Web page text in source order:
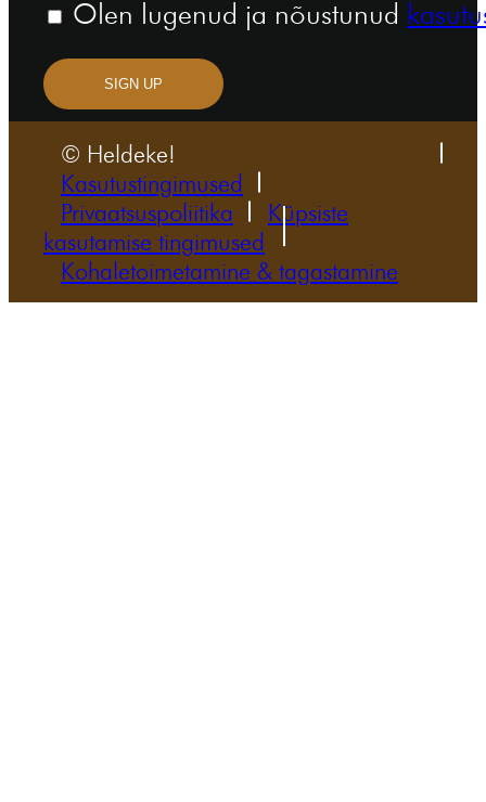
Olen lugenud ja nõustunud
SIGN UP
© Heldeke!
Kasutustingimused
Privaatsuspoliitika
Küpsiste
kasutamise tingimused
Kohaletoimetamine & tagastamine